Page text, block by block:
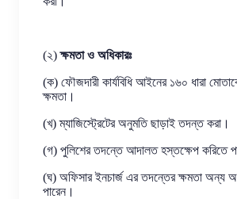
(২)ক্ষমতা ও অধিকারঃ
(ক) ফৌজদারী কার্যবিধি আইনের ১৬০ ধারা
ক্ষমতা।
(খ) ম্যাজিস্ট্রেটের অনুমতি ছাড়াই তদন্ত করা।
(গ) পুলিশের তদন্তে আদালত হস্তক্ষেপ করিতে
(ঘ) অফিসার ইনচার্জ এর তদন্তের ক্ষমতা অন্য
পারেন।